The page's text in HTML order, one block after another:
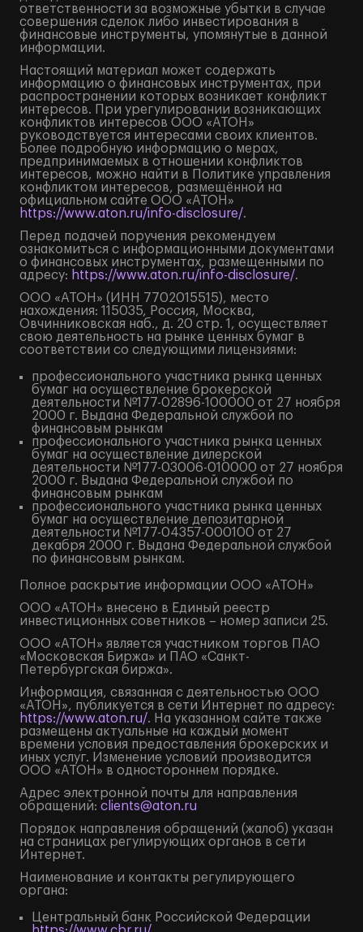
ответственности за возможные убытки в случае
совершения сделок либо инвестирования в
финансовые инструменты, упомянутые в данной
информации.
Настоящий материал может содержать
информацию о финансовых инструментах, при
распространении которых возникает конфликт
интересов. При урегулировании возникающих
конфликтов интересов ООО «АТОН»
руководствуется интересами своих клиентов.
Более подробную информацию о мерах,
предпринимаемых в отношении конфликтов
интересов, можно найти в Политике управления
конфликтом интересов, размещённой на
официальном сайте ООО «АТОН»
https://www.aton.ru/info-disclosure/.
Перед подачей поручения рекомендуем
ознакомиться с информационными документами
о финансовых инструментах, размещенными по
адресу: https://www.aton.ru/info-disclosure/.
ООО «АТОН» (ИНН 7702015515), место
нахождения: 115035, Россия, Москва,
Овчинниковская наб., д. 20 стр. 1, осуществляет
свою деятельность на рынке ценных бумаг в
соответствии со следующими лицензиями:
профессионального участника рынка ценных
бумаг на осуществление брокерской
деятельности №177-02896-100000 от 27 ноября
2000 г. Выдана Федеральной службой по
финансовым рынкам
профессионального участника рынка ценных
бумаг на осуществление дилерской
деятельности №177-03006-010000 от 27 ноября
2000 г. Выдана Федеральной службой по
финансовым рынкам
профессионального участника рынка ценных
бумаг на осуществление депозитарной
деятельности №177-04357-000100 от 27
декабря 2000 г. Выдана Федеральной службой
по финансовым рынкам.
Полное раскрытие информации ООО «АТОН»
ООО «АТОН» внесено в Единый реестр
инвестиционных советников – номер записи 25.
ООО «АТОН» является участником торгов ПАО
«Московская Биржа» и ПАО «Санкт-
Петербургская биржа».
Информация, связанная с деятельностью ООО
«АТОН», публикуется в сети Интернет по адресу:
https://www.aton.ru/. На указанном сайте также
размещены актуальные на каждый момент
времени условия предоставления брокерских и
иных услуг. Изменение условий производится
ООО «АТОН» в одностороннем порядке.
Адрес электронной почты для направления
обращений: clients@aton.ru
Порядок направления обращений (жалоб) указан
на страницах регулирующих органов в сети
Интернет.
Наименование и контакты регулирующего
органа:
Центральный банк Российской Федерации